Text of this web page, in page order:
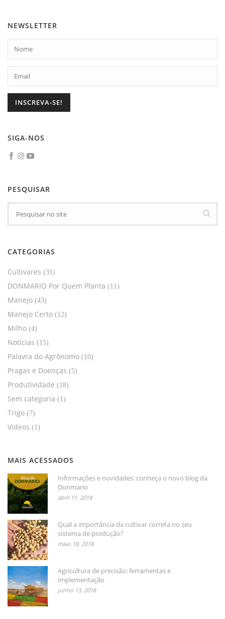
NEWSLETTER
SIGA-NOS
PESQUISAR
CATEGORIAS
Cultivares (31)
DONMARIO Por Quem Planta (11)
Manejo (43)
Manejo Certo (12)
Milho (4)
Notícias (15)
Palavra do Agrônomo (10)
Pragas e Doenças (5)
Produtividade (18)
Sem categoria (1)
Trigo (7)
Vídeos (1)
MAIS ACESSADOS
Informações e novidades: conheça o novo blog da
Donmario
abril 11, 2018
Qual a importância da cultivar correta no seu
sistema de produção?
maio 18, 2018
Agricultura de precisão: ferramentas e
implementação
junho 13, 2018